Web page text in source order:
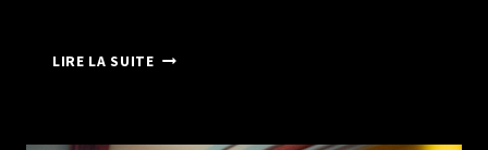
LIRE LA SUITEMISS